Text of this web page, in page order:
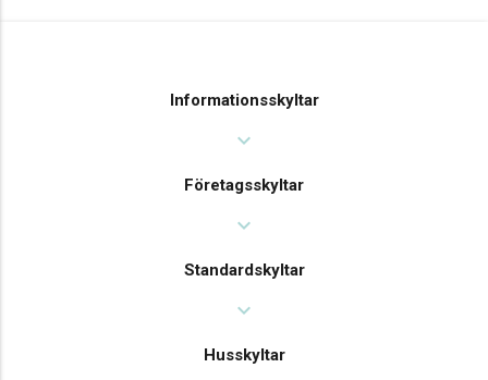
Informationsskyltar
expand_more
Företagsskyltar
expand_more
Standardskyltar
expand_more
Husskyltar